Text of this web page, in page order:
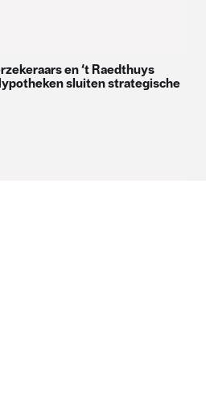
en ‘t Raedthuys
sluiten strategische